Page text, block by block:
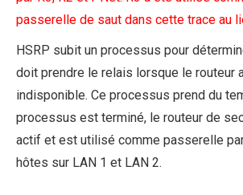
passerelle de saut dans cette trace au
HSRP subit un processus pour
doit prendre le relais lorsque le routeur
indisponible. Ce processus prend du
processus est terminé, le routeur de
actif et est utilisé comme passerelle
hôtes sur LAN 1 et LAN 2.